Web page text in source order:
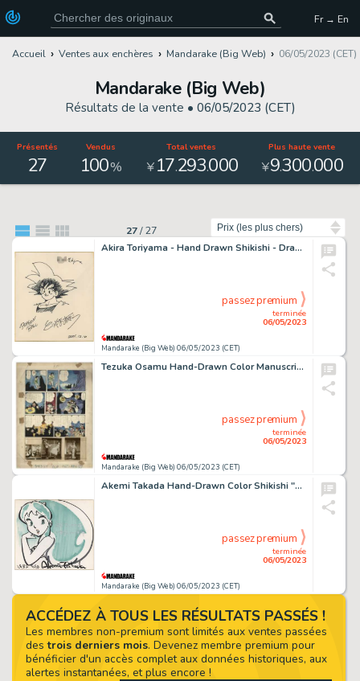
Fr → En
Accueil Ventes aux enchères Mandarake (Big Web) 06/05/2023 (CET)
Mandarake (Big Web)
Résultats de la vente • 06/05/2023 (CET)
Présentés
27
Vendus
100%
Total ventes
¥ 17.293.000
Plus haute vente
¥9.300.000
27/27
Akira Toriyama - Hand Drawn Shikishi - Dragonball - Son Goku
Mandarake (Big Web) 06/05/2023 (CET)
terminée
06/05/2023
passez premium
Tezuka Osamu Hand-Drawn Color Manuscript "Ribbon Knight"
Mandarake (Big Web) 06/05/2023 (CET)
terminée
06/05/2023
passez premium
Akemi Takada Hand-Drawn Color Shikishi "Urusei Yatsura" Lum
Mandarake (Big Web) 06/05/2023 (CET)
terminée
06/05/2023
passez premium
ACCÉDEZ À TOUS LES RÉSULTATS PASSÉS !
Les membres non-premium sont limités aux ventes passées
destrois derniers mois. Devenez membre premium pour
bénéficier d'un accès complet aux données historiques, aux
alertes instantanées, et plus encore !